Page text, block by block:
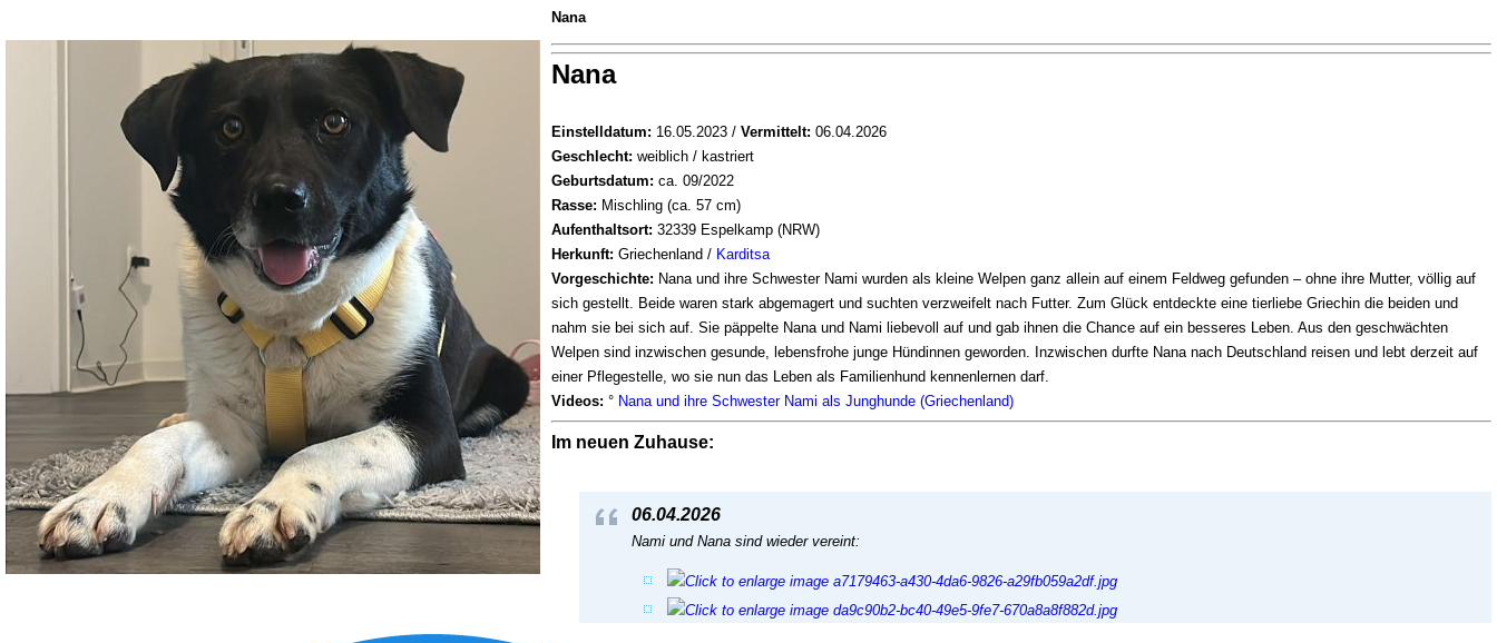
Nana
Nana
Einstelldatum: 16.05.2023 / Vermittelt: 06.04.2026
Geschlecht: weiblich / kastriert
Geburtsdatum: ca. 09/2022
Rasse: Mischling (ca. 57 cm)
Aufenthaltsort: 32339 Espelkamp (NRW)
Herkunft: Griechenland / Karditsa
Vorgeschichte: Nana und ihre Schwester Nami wurden als kleine Welpen ganz allein auf einem Feldweg gefunden – ohne ihre Mutter, völlig auf
sich gestellt. Beide waren stark abgemagert und suchten verzweifelt nach Futter. Zum Glück entdeckte eine tierliebe Griechin die beiden und
nahm sie bei sich auf. Sie päppelte Nana und Nami liebevoll auf und gab ihnen die Chance auf ein besseres Leben. Aus den geschwächten
Welpen sind inzwischen gesunde, lebensfrohe junge Hündinnen geworden. Inzwischen durfte Nana nach Deutschland reisen und lebt derzeit auf
einer Pflegestelle, wo sie nun das Leben als Familienhund kennenlernen darf.
Videos: ° Nana und ihre Schwester Nami als Junghunde (Griechenland)
Im neuen Zuhause:
06.04.2026
Nami und Nana sind wieder vereint: